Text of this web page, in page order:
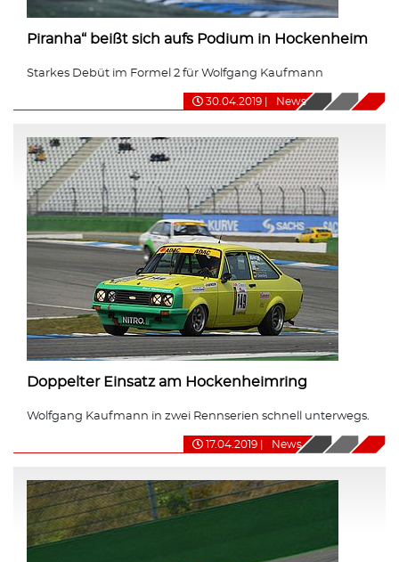
Piranha“ beißt sich aufs Podium in Hockenheim
Starkes Debüt im Formel 2 für Wolfgang Kaufmann
30.04.2019 News
Doppelter Einsatz am Hockenheimring
Wolfgang Kaufmann in zwei Rennserien schnell unterwegs.
17.04.2019 News